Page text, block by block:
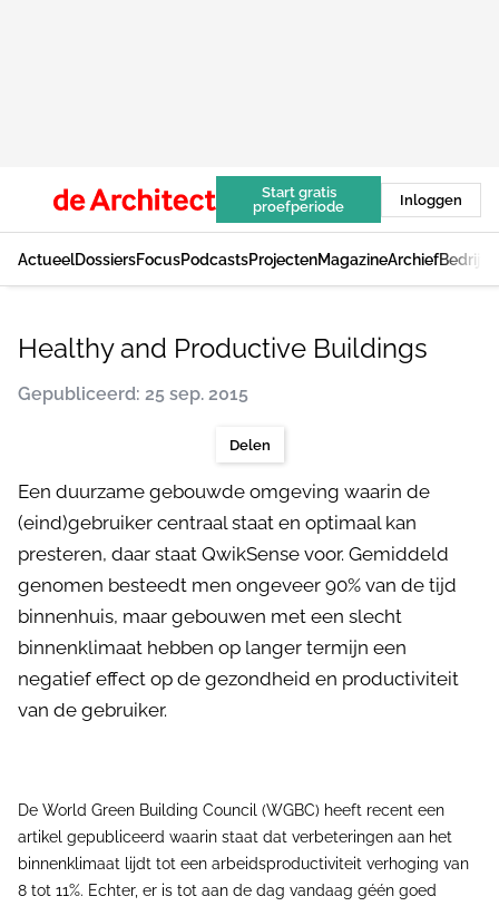
Start gratis
proefperiode
Inloggen
ActueelDossiersFocusPodcastsProjectenMagazineArchief
Healthy and Productive Buildings
Gepubliceerd: 25 sep. 2015
Delen
Een duurzame gebouwde omgeving waarin de
(eind)gebruiker centraal staat en optimaal kan
presteren, daar staat QwikSense voor. Gemiddeld
genomen besteedt men ongeveer 90% van de tijd
binnenhuis, maar gebouwen met een slecht
binnenklimaat hebben op langer termijn een
negatief effect op de gezondheid en productiviteit
van de gebruiker.
De World Green Building Council (WGBC) heeft recent een
artikel gepubliceerd waarin staat dat verbeteringen aan het
binnenklimaat lijdt tot een arbeidsproductiviteit verhoging van
8 tot 11%. Echter, er is tot aan de dag vandaag géén goed